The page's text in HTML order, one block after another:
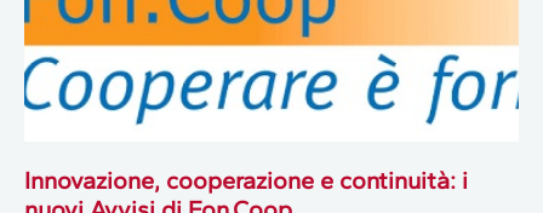
Innovazione, cooperazione e continuità: i